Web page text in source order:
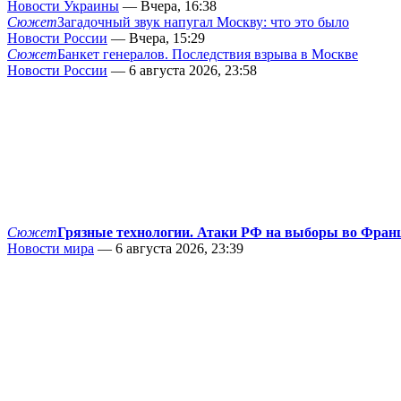
Новости Украины — Вчера, 16:38
СюжетЗагадочный звук напугал Москву: что это было
Новости России — Вчера, 15:29
СюжетБанкет генералов. Последствия взрыва в Москве
Новости России — 6 августа 2026, 23:58
СюжетГрязные технологии. Атаки РФ на выборы во
Новости мира — 6 августа 2026, 23:39